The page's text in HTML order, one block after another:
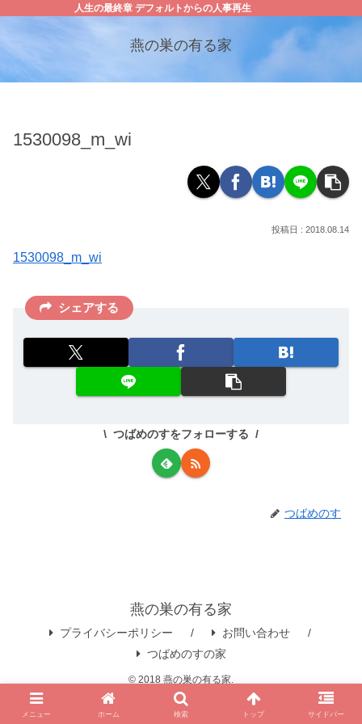
人生の最終章 デフォルトからの人事再生
燕の巣の有る家
1530098_m_wi
2018.08.14
1530098_m_wi
シェアする
つばめのすをフォローする
つばめのす
燕の巣の有る家
プライバシーポリシー
お問い合わせ
つばめのすの家
© 2018 燕の巣の有る家.
メニュー ホーム 検索 トップ サイドバー